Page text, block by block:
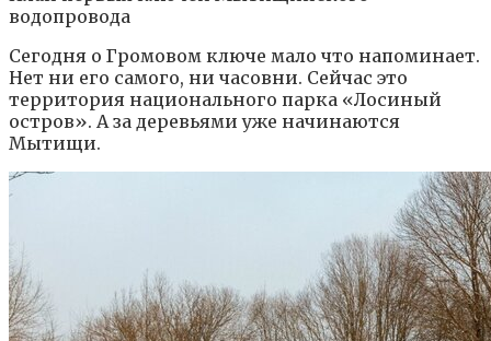
водопровода
Сегодня о Громовом ключе мало что напоминает.
Нет ни его самого, ни часовни. Сейчас это
территория национального парка «Лосиный
остров». А за деревьями уже начинаются
Мытищи.